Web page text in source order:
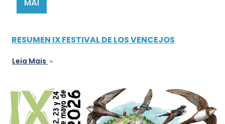
MAI
RESUMEN IX FESTIVAL DE LOS VENCEJOS
Leia Mais